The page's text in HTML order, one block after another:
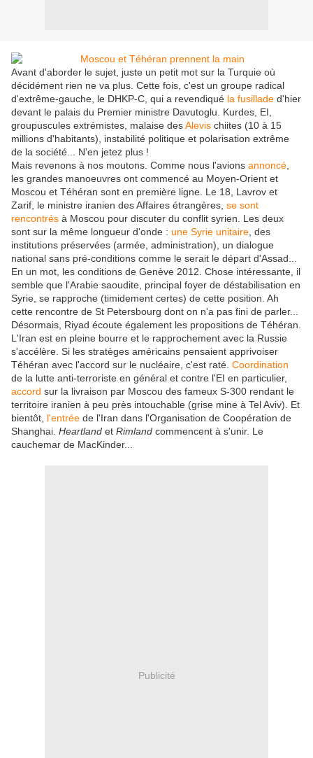
Avant d'aborder le sujet, juste un petit mot sur la Turquie où
décidément rien ne va plus. Cette fois, c'est un groupe radical
d'extrême-gauche, le DHKP-C, qui a revendiqué la fusillade d'hier
devant le palais du Premier ministre Davutoglu. Kurdes, EI,
groupuscules extrémistes, malaise desAlevis chiites (10 à 15
millions d'habitants), instabilité politique et polarisation extrême
de la société... N'en jetez plus !
Mais revenons à nos moutons. Comme nous l'avions annoncé
les grandes manoeuvres ont commencé au Moyen-Orient et
Moscou et Téhéran sont en première ligne. Le 18, Lavrov et
Zarif, le ministre iranien des Affaires étrangères, se sont
rencontrés à Moscou pour discuter du conflit syrien. Les deux
sont sur la même longueur d'onde : une Syrie unitaire , des
institutions préservées (armée, administration), un dialogue
national sans pré-conditions comme le serait le départ d'Assad...
En un mot, les conditions de Genève 2012. Chose intéressante, il
semble que l'Arabie saoudite, principal foyer de déstabilisation en
Syrie, se rapproche (timidement certes) de cette position. Ah
cette rencontre de St Petersbourg dont on n'a pas fini de parler...
Désormais, Riyad écoute également les propositions de Téhéran.
L'Iran est en pleine bourre et le rapprochement avec la Russie
s'accélère. Si les stratèges américains pensaient apprivoiser
Téhéran avec l'accord sur le nucléaire, c'est raté. Coordination
de la lutte anti-terroriste en général et contre l'EI en particulier,
accord sur la livraison par Moscou des fameux S-300 rendant le
territoire iranien à peu près intouchable (grise mine à Tel Aviv). Et
bientôt, l'entrée de l'Iran dans l'Organisation de Coopération de
Shanghai. Heartland et Rimland commencent à s'unir. Le
cauchemar de MacKinder...
Publicité